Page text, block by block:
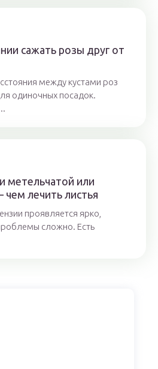
сажать розы друг от
между кустами роз
одиночных посадок.
метельчатой или
лечить листья
проявляется ярко,
сложно. Есть